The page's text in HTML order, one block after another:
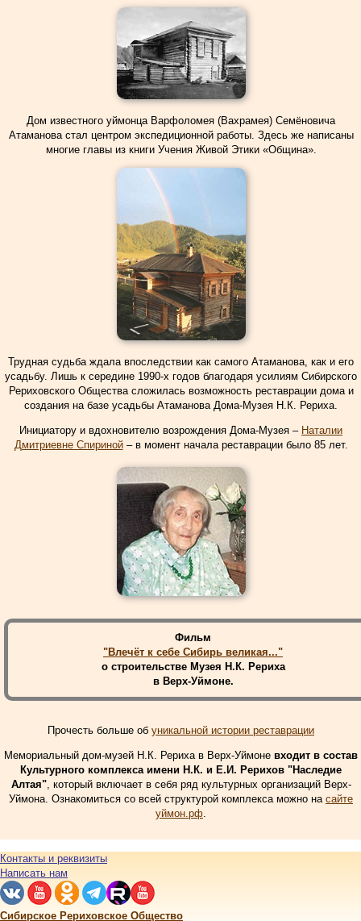
Дом известного уймонца Варфоломея (Вахрамея) Семёновича
Атаманова стал центром экспедиционной работы. Здесь же написаны
многие главы из книги Учения Живой Этики «Община».
Трудная судьба ждала впоследствии как самого Атаманова, как и его
усадьбу. Лишь к середине 1990-х годов благодаря усилиям Сибирского
Рериховского Общества сложилась возможность реставрации дома и
создания на базе усадьбы Атаманова Дома-Музея Н.К. Рериха.
Инициатору и вдохновителю возрождения Дома-Музея – Наталии
Дмитриевне Спириной– в момент начала реставрации было 85 лет.
Фильм
"Влечёт к себе Сибирь великая..."
о строительстве Музея Н.К. Рериха
в Верх-Уймоне.
Прочесть больше об уникальной истории реставрации
Мемориальный дом-музей Н.К. Рериха в Верх-Уймоне входит в состав
Культурного комплекса имени Н.К. и Е.И. Рерихов "Наследие
Алтая", который включает в себя ряд культурных организаций Верх-
Уймона. Ознакомиться со всей структурой комплекса можно на сайте
уймон.рф.
Контакты и реквизиты
Написать нам
Сибирское Рериховское Общество